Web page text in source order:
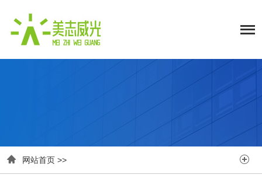
 网站首页 >> 